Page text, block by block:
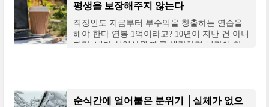
평생을 보장해주지 않는다
직장인도 지금부터 부수익을 창출하는 연습을
해야 한다 연봉 1억이라고? 10년이 지난 건 아니
지만, 내가 신입사원 때를 생각하면 시간이 참
순식간에 얼어붙은 분위기 │실체가 없으